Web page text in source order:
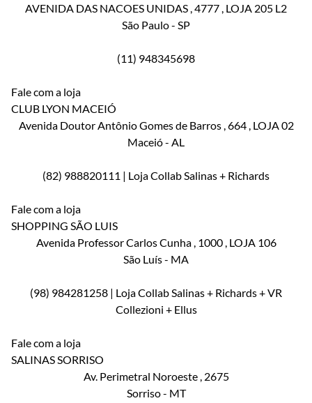
AVENIDA DAS NACOES UNIDAS , 4777 , LOJA 205 L2
São Paulo- SP
(11) 948345698
Fale com a loja
CLUB LYON MACEIÓ
Avenida Doutor Antônio Gomes de Barros , 664 , LOJA 02
Maceió- AL
(82) 988820111 | Loja Collab Salinas + Richards
Fale com a loja
SHOPPING SÃO LUIS
Avenida Professor Carlos Cunha , 1000 , LOJA 106
São Luís- MA
(98) 984281258 | Loja Collab Salinas + Richards + VR
Collezioni + Ellus
Fale com a loja
SALINAS SORRISO
Av. Perimetral Noroeste , 2675
Sorriso- MT